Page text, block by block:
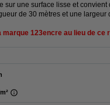
une surface lisse et
de 30 mètres et une largeur
123encre au lieu de ce